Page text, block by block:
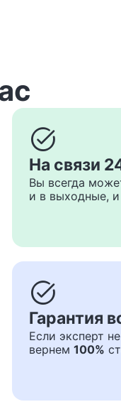
task_alt
На связи
Вы всегда
и в выходные,
task_alt
Гарантия
Если эксперт
вернем 100%